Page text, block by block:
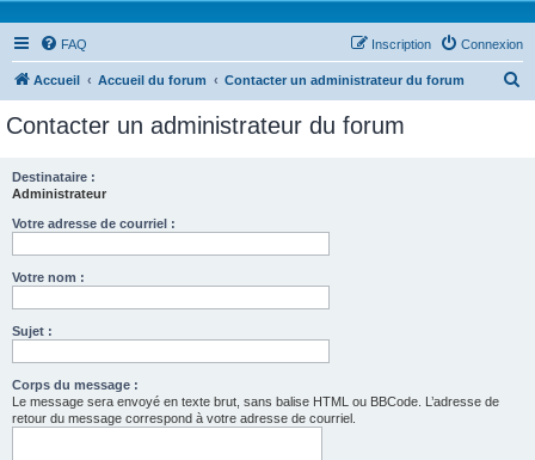
FAQ Connexion
Inscription
Accueil Accueil du forum Contacter un administrateur du forum
Contacter un administrateur du forum
Destinataire :
Administrateur
Votre adresse de courriel :
Votre nom :
Sujet :
Corps du message :
Le message sera envoyé en texte brut, sans balise HTML ou BBCode. L’adresse de
retour du message correspond à votre adresse de courriel.